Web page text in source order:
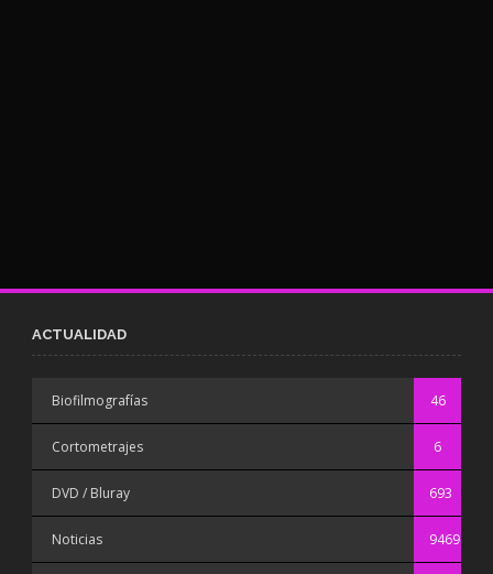
ACTUALIDAD
Biofilmografías 46
Cortometrajes 6
DVD / Bluray 693
Noticias 9469